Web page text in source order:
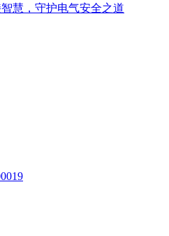
慧，守护电气安全之道